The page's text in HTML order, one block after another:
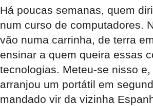
Há poucas semanas, quem
num curso de computadores.
vão numa carrinha, de terra
ensinar a quem queira essas
tecnologias. Meteu-se nisso e,
arranjou um portátil em
mandado vir da vizinha